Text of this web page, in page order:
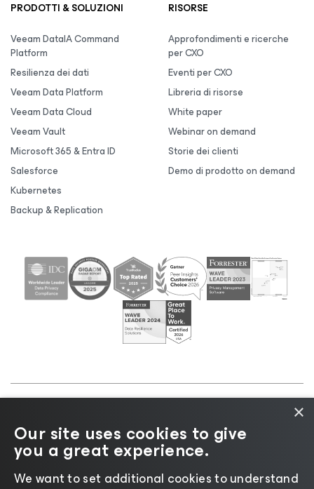
PRODOTTI & SOLUZIONI
Veeam DataIA Command
Platform
Resilienza dei dati
Veeam Data Platform
Veeam Data Cloud
Veeam Vault
Microsoft 365 & Entra ID
Salesforce
Kubernetes
Backup & Replication
RISORSE
Approfondimenti e ricerche
per CXO
Eventi per CXO
Libreria di risorse
White paper
Webinar on demand
Storie dei clienti
Demo di prodotto on demand
Informativa sulla privacy
|Informativa sui cookie|Informazioni legali
di licenza|Risorse del fornitore
×
Our site uses cookies to give
you a great experience.
We want to set additional cookies to understand